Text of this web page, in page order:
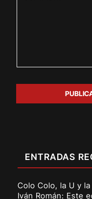
ENTRADAS
Colo Colo, la U y
Iván Román: Este